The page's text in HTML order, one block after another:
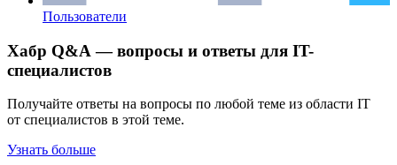
Пользователи
Хабр Q&A — вопросы и ответы для IT-
специалистов
Получайте ответы на вопросы по любой теме из области IT
от специалистов в этой теме.
Узнать больше